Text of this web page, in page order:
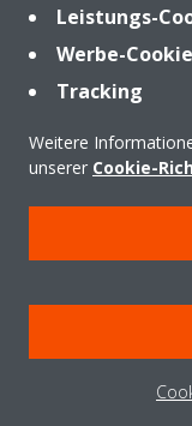
Kontakt
Leistungs-
Werbe-
Tracking
Weitere
unserer Cookie-